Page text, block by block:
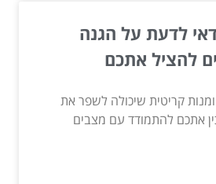
לדעת על הגנה
להציל אתכם
קריטית שיכולה לשפר את
אתכם להתמודד עם מצבים